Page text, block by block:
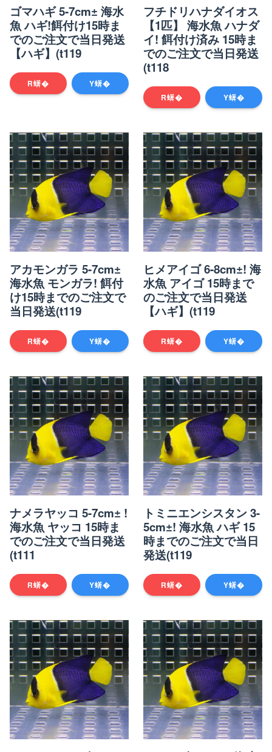
ゴマハギ 5-7cm± 海水
魚 ハギ!餌付け15時ま
でのご注文で当日発送
【ハギ】(t119
R蠎� Y蠎�
フチドリハナダイオス
【1匹】 海水魚 ハナダ
イ! 餌付け済み 15時ま
でのご注文で当日発送
(t118
R蠎� Y蠎�
アカモンガラ 5-7cm±
海水魚 モンガラ! 餌付
け15時までのご注文で
当日発送(t119
R蠎� Y蠎�
ヒメアイゴ 6-8cm±! 海
水魚 アイゴ 15時まで
のご注文で当日発送
【ハギ】(t119
R蠎� Y蠎�
ナメラヤッコ 5-7cm± !
海水魚 ヤッコ 15時ま
でのご注文で当日発送
(t111
R蠎� Y蠎�
トミニエンシスタン 3-
5cm±! 海水魚 ハギ 15
時までのご注文で当日
発送(t119
R蠎� Y蠎�